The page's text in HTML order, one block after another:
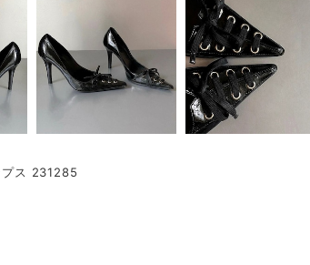
プス 231285